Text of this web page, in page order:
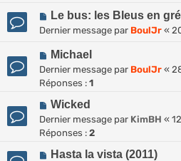
Le bus: les Bleus en
Dernier message par BoulJr «
Michael
Dernier message par BoulJr «
Réponses : 1
Wicked
Dernier message par KimBH «
Réponses : 2
Hasta la vista (2011)